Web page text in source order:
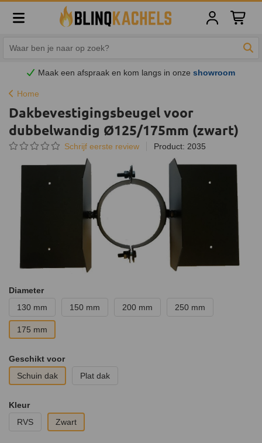
Maak een afspraak en kom langs in onzeshowroom
Home
Dakbevestigingsbeugel voor
dubbelwandig Ø125/175mm (zwart)
Schrijf eerste review Product: 2035
Diameter
130 mm
150 mm 200 mm 250 mm
175 mm
Geschikt voor
Schuin dak
Plat dak
Kleur
RVS
Zwart